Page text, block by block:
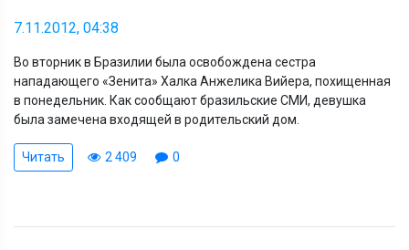
7.11.2012, 04:38
Во вторник в Бразилии была освобождена сестра
нападающего «Зенита» Халка Анжелика Вийера, похищенная
в понедельник. Как сообщают бразильские СМИ, девушка
была замечена входящей в родительский дом.
Читать 2 409 0